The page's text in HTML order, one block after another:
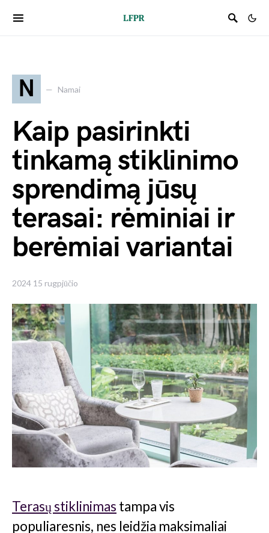
N Namai
Kaip pasirinkti
tinkamą stiklinimo
sprendimą jūsų
terasai: rėminiai ir
berėmiai variantai
2024 15 rugpjūčio
Terasų stiklinimas tampa vis
populiaresnis, nes leidžia maksimaliai